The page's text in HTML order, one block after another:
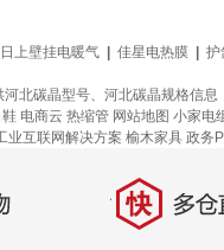
日上壁挂电暖气 佳星电热膜 护
北碳晶型号、河北碳晶规格信
电商云 热缩管 网站地图 小家电
业互联网解决方案 榆木家具 政务
快 多仓直